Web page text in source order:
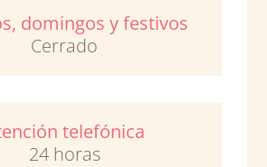
domingos y festivos
Cerrado
telefónica
24 horas